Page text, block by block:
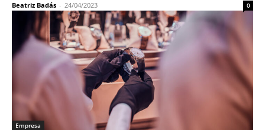
Beatriz Badás - 24/04/2023 0
Empresa